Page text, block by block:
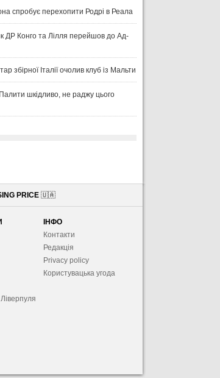
спробує перехопити Родрі в Реала
ДР Конго та Лілля перейшов до Ад-
збірної Італії очолив клуб із Мальти
шкідливо, не раджу цього
PRICE 🇺🇦
ІНФО
Контакти
Редакція
Privacy policy
Користувацька угода